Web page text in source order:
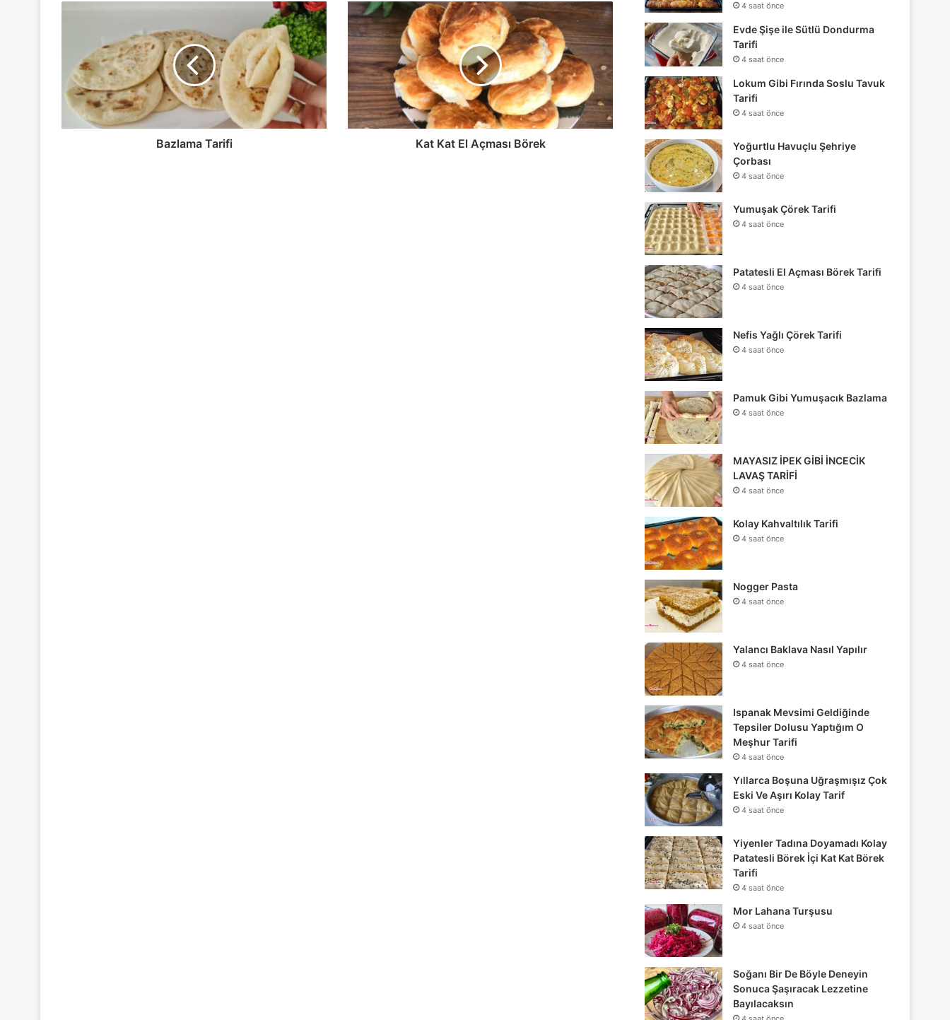
Bazlama Tarifi
Kat
Kat
El
Açması
Börek
Kat Kat El Açması Börek
4 saat önce
Evde Şişe ile Sütlü Dondurma
Tarifi
4 saat önce
Lokum Gibi Fırında Soslu Tavuk
Tarifi
4 saat önce
Yoğurtlu Havuçlu Şehriye
Çorbası
4 saat önce
Yumuşak Çörek Tarifi
4 saat önce
Patatesli El Açması Börek Tarifi
4 saat önce
Nefis Yağlı Çörek Tarifi
4 saat önce
Pamuk Gibi Yumuşacık Bazlama
4 saat önce
MAYASIZ İPEK GİBİ İNCECİK
LAVAŞ TARİFİ
4 saat önce
Kolay Kahvaltılık Tarifi
4 saat önce
Nogger Pasta
4 saat önce
Yalancı Baklava Nasıl Yapılır
4 saat önce
Ispanak Mevsimi Geldiğinde
Tepsiler Dolusu Yaptığım O
Meşhur Tarifi
4 saat önce
Yıllarca Boşuna Uğraşmışız Çok
Eski Ve Aşırı Kolay Tarif
4 saat önce
Yiyenler Tadına Doyamadı Kolay
Patatesli Börek İçi Kat Kat Börek
Tarifi
4 saat önce
Mor Lahana Turşusu
4 saat önce
Soğanı Bir De Böyle Deneyin
Sonuca Şaşıracak Lezzetine
Bayılacaksın